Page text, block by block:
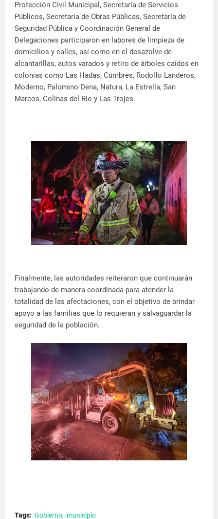
Protección Civil Municipal, Secretaría de Servicios
Públicos, Secretaría de Obras Públicas, Secretaría de
Seguridad Pública y Coordinación General de
Delegaciones participaron en labores de limpieza de
domicilios y calles, así como en el desazolve de
alcantarillas, autos varados y retiro de árboles caídos en
colonias como Las Hadas, Cumbres, Rodolfo Landeros,
Moderno, Palomino Dena, Natura, La Estrella, San
Marcos, Colinas del Río y Las Trojes.
Finalmente, las autoridades reiteraron que continuarán
trabajando de manera coordinada para atender la
totalidad de las afectaciones, con el objetivo de brindar
apoyo a las familias que lo requieran y salvaguardar la
seguridad de la población.
Tags: Gobierno municipio